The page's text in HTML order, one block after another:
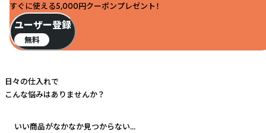
すぐに使える5,000円クーポンプレゼント！
ユーザー登録
無料
日々の仕入れで
こんな悩みはありませんか？
いい商品がなかなか見つからない...